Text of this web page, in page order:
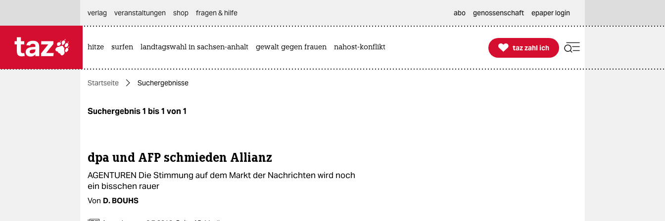
themen
politik
gesellschaft
kultur
sport
verlag
veranstaltungen shop fragen & hilfe abo genossenschaft epaper login
hitze surfen landtagswahl in sachsen-anhalt gewalt gegen frauen nahost-konflikt 
taz zahl ich
taz zahl ich
Startseite Suchergebnisse
Suchergebnis 1 bis 1 von 1
dpa und AFP schmieden Allianz
AGENTUREN Die Stimmung auf dem Markt der Nachrichten wird noch
ein bisschen rauer
Von D. BOUHS